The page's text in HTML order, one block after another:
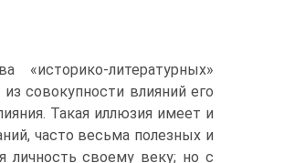
литературных»
совокупности влияний его
Такая иллюзия имеет и
часто весьма полезных и
личность своему веку; но с